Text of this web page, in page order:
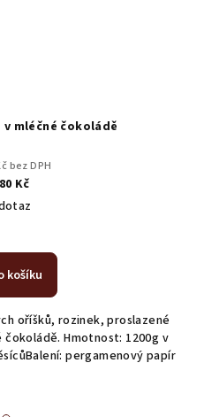
mléčné čokoládě
bez DPH
Kč
košíku
oříšků, rozinek, proslazené
Hmotnost: 1200g v
pergamenový papír